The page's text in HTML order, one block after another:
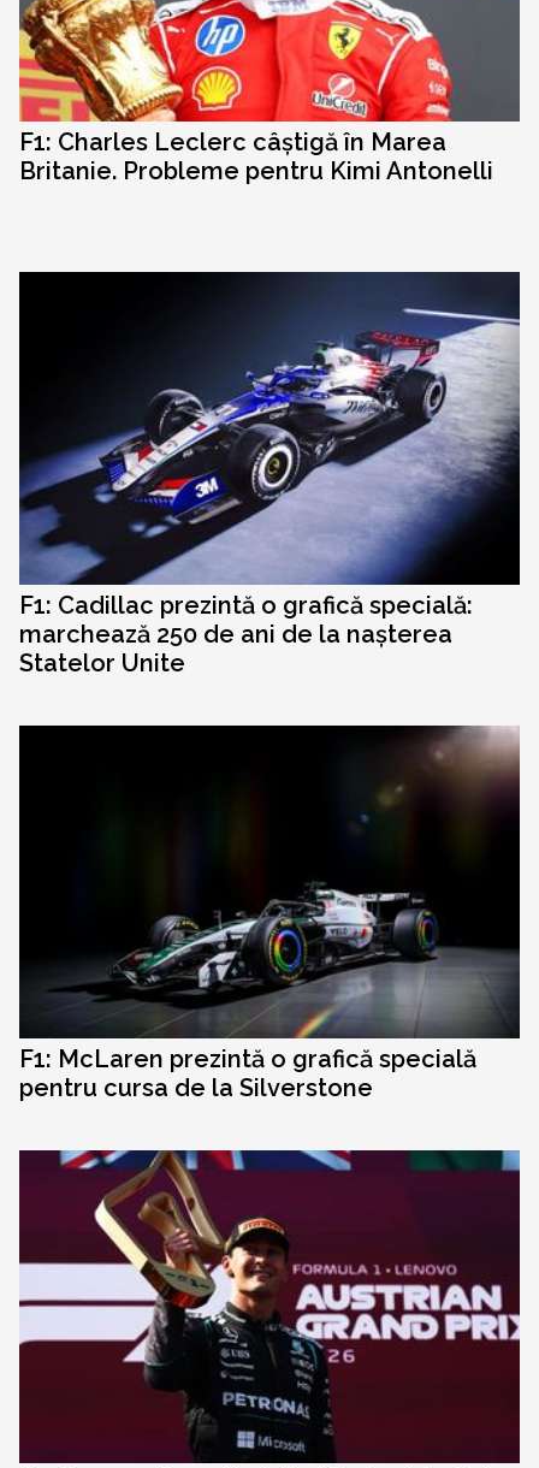
F1: Charles Leclerc câștigă în Marea
Britanie. Probleme pentru Kimi Antonelli
F1: Cadillac prezintă o grafică specială:
marchează 250 de ani de la nașterea
Statelor Unite
F1: McLaren prezintă o grafică specială
pentru cursa de la Silverstone